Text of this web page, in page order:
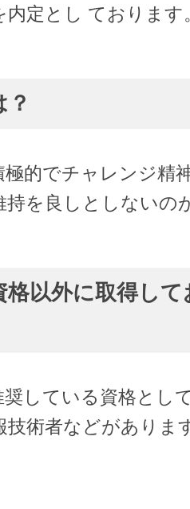
内定とし ております
的でチャレンジ精
持を良しとしないの
格以外に取得し
している資格とし
技術者などがありま